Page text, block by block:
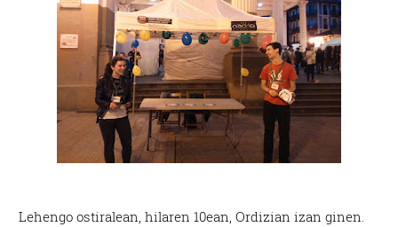
Lehengo ostiralean, hilaren 10ean, Ordizian izan ginen.